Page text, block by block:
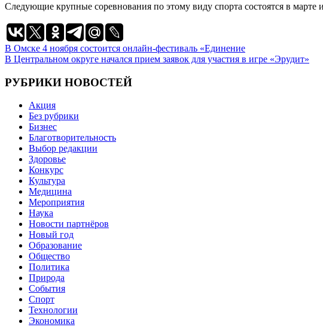
Следующие крупные соревнования по этому виду спорта состоятся в
Навигация
по
записям
В Омске 4 ноября состоится онлайн-фестиваль «Единение
В Центральном округе начался прием заявок для участия в игре «Эрудит»
РУБРИКИ НОВОСТЕЙ
Акция
Без рубрики
Бизнес
Благотворительность
Выбор редакции
Здоровье
Конкурс
Культура
Медицина
Мероприятия
Наука
Новости партнёров
Новый год
Образование
Общество
Политика
Природа
События
Спорт
Технологии
Экономика